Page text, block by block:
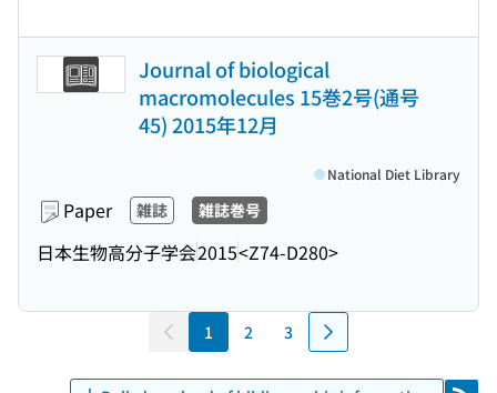
Journal of biological
macromolecules 15巻2号(通号
45) 2015年12月
Paper 雑誌 雑誌巻号
日本生物高分子学会2015<Z74-D280>
National Diet Library
1 2 3